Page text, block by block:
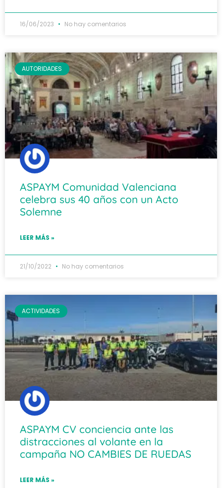
16/06/2023 No hay comentarios
AUTORIDADES
ASPAYM Comunidad Valenciana
celebra sus 40 años con un Acto
Solemne
LEER MÁS »
21/10/2022 No hay comentarios
ACTIVIDADES
ASPAYM CV conciencia ante las
distracciones al volante en la
campaña NO CAMBIES DE RUEDAS
LEER MÁS »